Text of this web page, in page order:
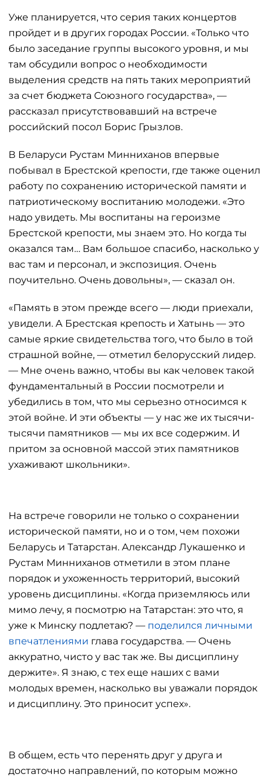
Уже планируется, что серия таких концертов
пройдет и в других городах России. «Только что
было заседание группы высокого уровня, и мы
там обсудили вопрос о необходимости
выделения средств на пять таких мероприятий
за счет бюджета Союзного государства», —
рассказал присутствовавший на встрече
российский посол Борис Грызлов.
В Беларуси Рустам Минниханов впервые
побывал в Брестской крепости, где также оценил
работу по сохранению исторической памяти и
патриотическому воспитанию молодежи. «Это
надо увидеть. Мы воспитаны на героизме
Брестской крепости, мы знаем это. Но когда ты
оказался там… Вам большое спасибо, насколько у
вас там и персонал, и экспозиция. Очень
поучительно. Очень довольны», — сказал он.
«Память в этом прежде всего — люди приехали,
увидели. А Брестская крепость и Хатынь — это
самые яркие свидетельства того, что было в той
страшной войне, — отметил белорусский лидер.
— Мне очень важно, чтобы вы как человек такой
фундаментальный в России посмотрели и
убедились в том, что мы серьезно относимся к
этой войне. И эти объекты — у нас же их тысячи-
тысячи памятников — мы их все содержим. И
притом за основной массой этих памятников
ухаживают школьники».
На встрече говорили не только о сохранении
исторической памяти, но и о том, чем похожи
Беларусь и Татарстан. Александр Лукашенко и
Рустам Минниханов отметили в этом плане
порядок и ухоженность территорий, высокий
уровень дисциплины. «Когда приземляюсь или
мимо лечу, я посмотрю на Татарстан: это что, я
уже к Минску подлетаю? — поделился личными
впечатлениями глава государства. — Очень
аккуратно, чисто у вас так же. Вы дисциплину
держите». Я знаю, с тех еще наших с вами
молодых времен, насколько вы уважали порядок
и дисциплину. Это приносит успех».
В общем, есть что перенять друг у друга и
достаточно направлений, по которым можно